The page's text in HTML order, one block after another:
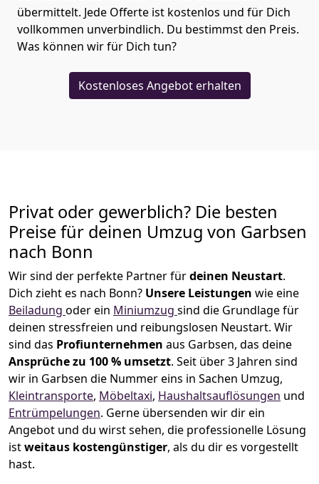
übermittelt. Jede Offerte ist kostenlos und für Dich
vollkommen unverbindlich. Du bestimmst den Preis.
Was können wir für Dich tun?
Kostenloses Angebot erhalten
Privat oder gewerblich? Die besten
Preise für deinen Umzug von Garbsen
nach Bonn
Wir sind der perfekte Partner fürdeinen Neustart.
Dich zieht es nach Bonn? Unsere Leistungen wie eine
Beiladung oder ein Miniumzug sind die Grundlage für
deinen stressfreien und reibungslosen Neustart. Wir
sind das Profiunternehmen aus Garbsen, das deine
Ansprüche zu 100 % umsetzt. Seit über 3 Jahren sind
wir in Garbsen die Nummer eins in Sachen Umzug,
Kleintransporte, Möbeltaxi, Haushaltsauflösungen und
Entrümpelungen. Gerne übersenden wir dir ein
Angebot und du wirst sehen, die professionelle Lösung
istweitaus kostengünstiger, als du dir es vorgestellt
hast.